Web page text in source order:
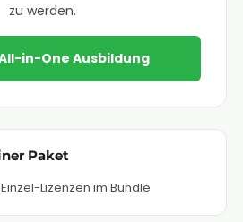
zu werden.
in-One Ausbildung
Paket
Lizenzen im Bundle